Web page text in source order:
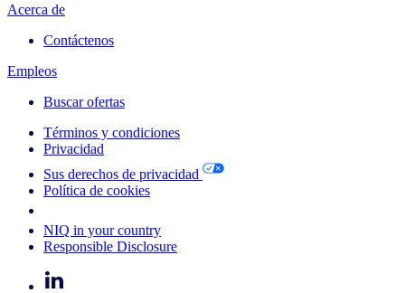
Acerca de
Contáctenos
Empleos
Buscar ofertas
Términos y condiciones
Privacidad
Sus derechos de privacidad
Política de cookies
NIQ in your country
Responsible Disclosure